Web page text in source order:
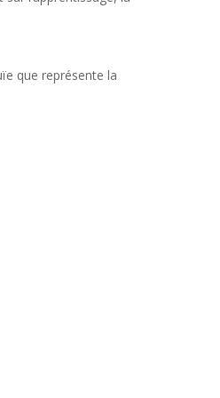
que représente la